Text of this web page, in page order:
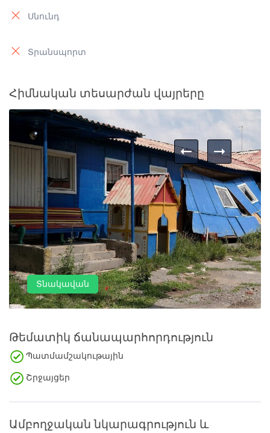
Սնունդ
Տրանսպորտ
Հիմնական տեսարժան վայրերը
Տնակավան
Թեմատիկ ճանապարհորդություն
Պատմամշակութային
Շրջայցեր
Ամբողջական նկարագրություն և